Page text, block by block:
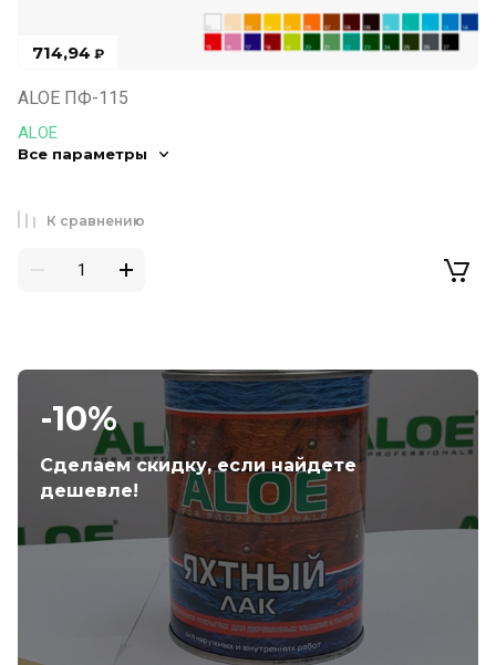
-10%
Сделаем скидку, если найдете
дешевле!
714,94 ₽
ALOE ПФ-115
ALOE
Все параметры
К сравнению